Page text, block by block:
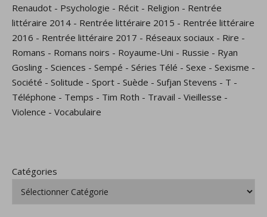
Renaudot - Psychologie - Récit - Religion - Rentrée
littéraire 2014 - Rentrée littéraire 2015 - Rentrée littéraire
2016 - Rentrée littéraire 2017 - Réseaux sociaux - Rire -
Romans - Romans noirs - Royaume-Uni - Russie - Ryan
Gosling - Sciences - Sempé - Séries Télé - Sexe - Sexisme -
Société - Solitude - Sport - Suède - Sufjan Stevens - T -
Téléphone - Temps - Tim Roth - Travail - Vieillesse -
Violence - Vocabulaire
Catégories